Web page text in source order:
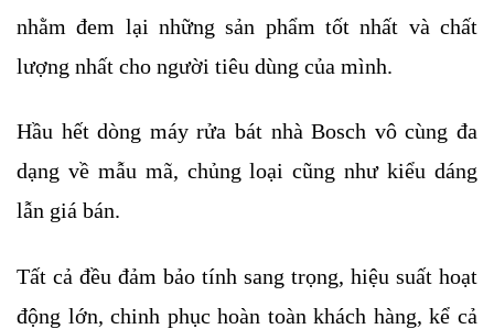
nhằm đem lại những sản phẩm tốt nhất và chất
lượng nhất cho người tiêu dùng của mình.
Hầu hết dòng máy rửa bát nhà Bosch vô cùng đa
dạng về mẫu mã, chủng loại cũng như kiểu dáng
lẫn giá bán.
Tất cả đều đảm bảo tính sang trọng, hiệu suất hoạt
động lớn, chinh phục hoàn toàn khách hàng, kể cả